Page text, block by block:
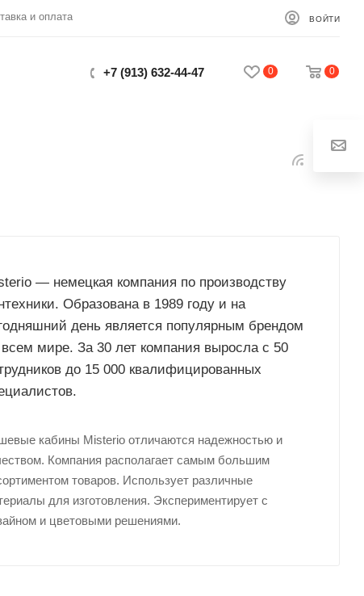
и оплата ВОЙТИ
0 0
+7 (913) 632-44-47
— немецкая компания по производству
Образована в 1989 году и на
день является популярным брендом
всем мире. За 30 лет компания выросла с 50
до 15 000 квалифицированных
кабины Misterio отличаются надежностью и
Компания располагает самым большим
товаров. Использует различные
для изготовления. Экспериментирует с
и цветовыми решениями.